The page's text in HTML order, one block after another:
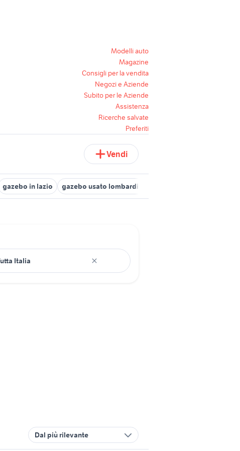
Modelli auto
Magazine
Consigli per la vendita
Negozi e Aziende
Subito per le Aziende
Assistenza
Ricerche salvate
Preferiti
Vendi
gazebo in lazio gazebo usato lombardia
Dal più rilevante